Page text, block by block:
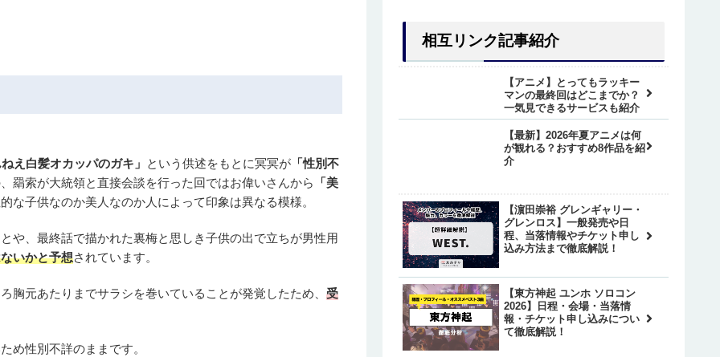
え白髪オカッパのガキ」 という供述をもとに冥冥が 「性別不
羂索が大統領と直接会談を行った回ではお偉いさんから
「美
な子供なのか美人なのか人によって印象は異なる模様。
や、最終話で描かれた裏梅と思しき子供の出で立ちが男性用
いかと予想されています。
元あたりまでサラシを巻いていることが発覚したため、 受
め性別不詳のままです。
相互リンク記事紹介
【アニメ】とってもラッキー
マンの最終回はどこまでか？
一気見できるサービスも紹介
【最新】2026年夏アニメは何
が観れる？おすすめ8作品を紹
介
【濵田崇裕 グレンギャリー・
グレンロス】一般発売や日
程、当落情報やチケット申し
込み方法まで徹底解説！
【東方神起 ユンホ ソロコン
2026】日程・会場・当落情
報・チケット申し込みについ
て徹底解説！